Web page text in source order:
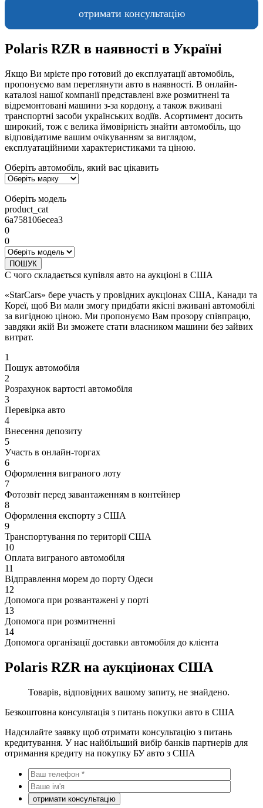
Polaris RZR в наявності в Україні
Якщо Ви мрієте про готовий до експлуатації автомобіль,
пропонуємо вам переглянути авто в наявності. В онлайн-
каталозі нашої компанії представлені вже розмитнені та
відремонтовані машини з-за кордону, а також вживані
транспортні засоби українських водіїв. Асортимент досить
широкий, тож є велика ймовірність знайти автомобіль, що
відповідатиме вашим очікуванням за виглядом,
експлуатаційними характеристиками та ціною.
Оберіть автомобіль, який вас цікавить
Оберіть модель
product_cat
6a758106ecea3
0
0
ПОШУК
С чого складається купівля авто на аукціоні в США
«StarCars» бере участь у провідних аукціонах США, Канади та
Кореї, щоб Ви мали змогу придбати якісні вживані автомобілі
за вигідною ціною. Ми пропонуємо Вам прозору співпрацю,
завдяки якій Ви зможете стати власником машини без зайвих
витрат.
1
Пошук автомобіля
2
Розрахунок вартості автомобіля
3
Перевірка авто
4
Внесення депозиту
5
Участь в онлайн-торгах
6
Оформлення виграного лоту
7
Фотозвіт перед завантаженням в контейнер
8
Оформлення експорту з США
9
Транспортування по території США
10
Оплата виграного автомобіля
11
Відправлення морем до порту Одеси
12
Допомога при розвантажені у порті
13
Допомога при розмитненні
14
Допомога організації доставки автомобіля до клієнта
Polaris RZR на аукціионах США
Товарів, відповідних вашому запиту, не знайдено.
Безкоштовна консультація з питань покупки авто в США
Надсилайте заявку щоб отримати консультацію з питань
кредитування. У нас найбільший вибір банків партнерів для
отримання кредиту на покупку БУ авто з США